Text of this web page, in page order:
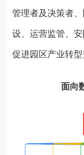
管理者及决策者
设、运营监管、
促进园区产业转
面向